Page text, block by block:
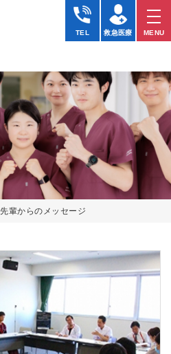
TEL 救急医療 MENU
先輩からのメッセージ